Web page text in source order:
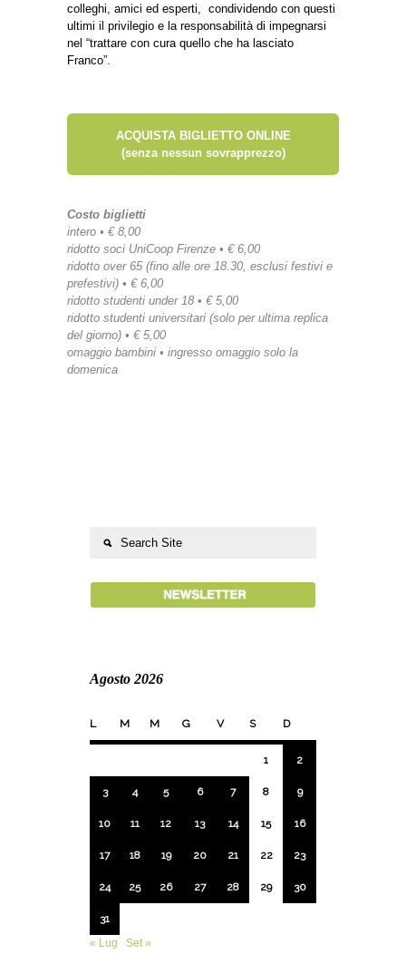
colleghi, amici ed esperti, condividendo con questi
ultimi il privilegio e la responsabilità di impegnarsi
nel “trattare con cura quello che ha lasciato
Franco”.
ACQUISTA BIGLIETTO ONLINE
(senza nessun sovrapprezzo)
Costo biglietti
intero • € 8,00
ridotto soci UniCoop Firenze • € 6,00
ridotto over 65 (fino alle ore 18.30, esclusi festivi e
prefestivi) • € 6,00
ridotto studenti under 18 • € 5,00
ridotto studenti universitari (solo per ultima replica
del giorno) • € 5,00
omaggio bambini • ingresso omaggio solo la
domenica
Agosto 2026
L M M G V S D
1 2
3 4 5 6 7 8 9
10 11 12 13 14 15 16
17 18 19 20 21 22 23
24 25 26 27 28 29 30
31
« Lug
Set »